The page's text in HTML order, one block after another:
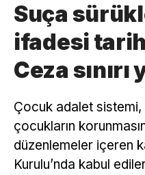
Suça
ifadesi
Ceza
Çocuk adalet
çocukların
düzenlemeler içeren
Kurulu’nda kabul